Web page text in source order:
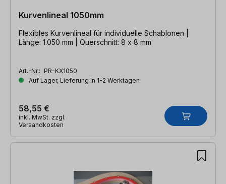
Kurvenlineal 1050mm
Flexibles Kurvenlineal für individuelle Schablonen |
Länge: 1.050 mm | Querschnitt: 8 x 8 mm
Art.-Nr.: PR-KX1050
Auf Lager, Lieferung in 1-2 Werktagen
58,55 €
inkl. MwSt. zzgl.
Versandkosten